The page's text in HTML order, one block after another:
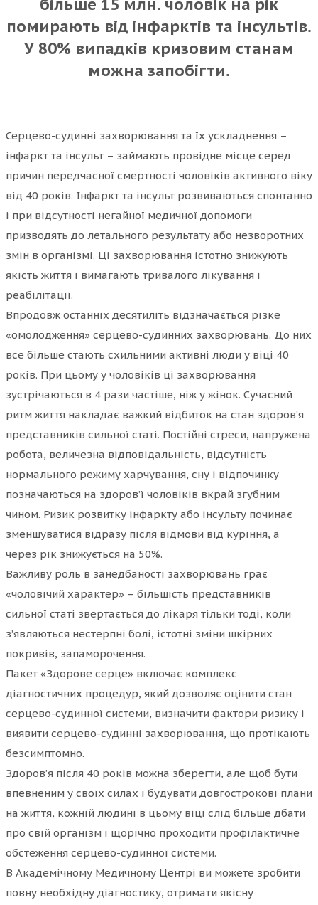
більше 15 млн. чоловік на рік
помирають від інфарктів та інсультів.
У 80% випадків кризовим станам
можна запобігти.
Серцево-судинні захворювання та їх ускладнення –
інфаркт та інсульт – займають провідне місце серед
причин передчасної смертності чоловіків активного віку
від 40 років. Інфаркт та інсульт розвиваються спонтанно
і при відсутності негайної медичної допомоги
призводять до летального результату або незворотних
змін в організмі. Ці захворювання істотно знижують
якість життя і вимагають тривалого лікування і
реабілітації.
Впродовж останніх десятиліть відзначається різке
«омолодження» серцево-судинних захворювань. До них
все більше стають схильними активні люди у віці 40
років. При цьому у чоловіків ці захворювання
зустрічаються в 4 рази частіше, ніж у жінок. Сучасний
ритм життя накладає важкий відбиток на стан здоров’я
представників сильної статі. Постійні стреси, напружена
робота, величезна відповідальність, відсутність
нормального режиму харчування, сну і відпочинку
позначаються на здоров’ї чоловіків вкрай згубним
чином. Ризик розвитку інфаркту або інсульту починає
зменшуватися відразу після відмови від куріння, а
через рік знижується на 50%.
Важливу роль в занедбаності захворювань грає
«чоловічий характер» – більшість представників
сильної статі звертається до лікаря тільки тоді, коли
з’являються нестерпні болі, істотні зміни шкірних
покривів, запаморочення.
Пакет «Здорове серце» включає комплекс
діагностичних процедур, який дозволяє оцінити стан
серцево-судинної системи, визначити фактори ризику і
виявити серцево-судинні захворювання, що протікають
безсимптомно.
Здоров’я після 40 років можна зберегти, але щоб бути
впевненим у своїх силах і будувати довгострокові плани
на життя, кожній людині в цьому віці слід більше дбати
про свій організм і щорічно проходити профілактичне
обстеження серцево-судинної системи.
В Академічному Медичному Центрі ви можете зробити
повну необхідну діагностику, отримати якісну